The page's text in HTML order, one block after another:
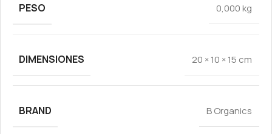
PESO
0,000 kg
DIMENSIONES 20 × 10 × 15 cm
BRAND B Organics